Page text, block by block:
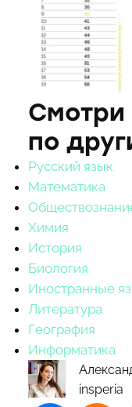
Смотри
по
Русский язык
Математика
Химия
История
Биология
Иностранные
Литература
География
Информатика
insperia